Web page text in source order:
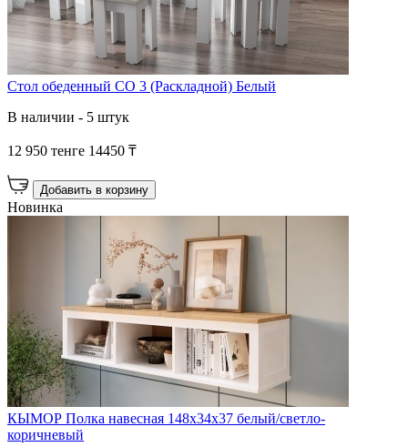
Стол обеденный СО 3 (Раскладной) Белый
В наличии - 5 штук
12 950 тенге 14450 ₸
Добавить в корзину
Новинка
КЫМОР Полка навесная 148х34х37 белый/светло-
коричневый